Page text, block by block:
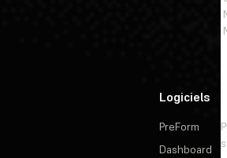
Logiciels
PreForm
Dashboard